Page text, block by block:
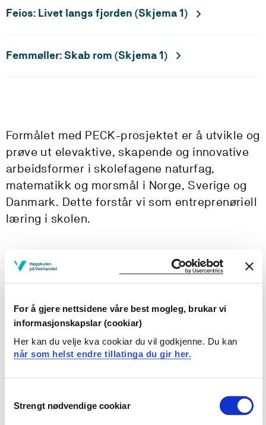
For å gjere nettsidene våre best mogleg, brukar vi
informasjonskapslar (cookiar)
Her kan du velje kva cookiar du vil godkjenne. Du kan
når som helst endre tillatinga du gir her.
Selection
Strengt nødvendige cookiar
Feios: Livet langs fjorden (Skjema 1)
Femmøller: Skab rom (Skjema 1)
Formålet med PECK-prosjektet er å utvikle og
prøve ut elevaktive, skapende og innovative
arbeidsformer i skolefagene naturfag,
matematikk og morsmål i Norge, Sverige og
Danmark. Dette forstår vi som entreprenøriell
læring i skolen.
Prosjekteigar
Prosjekttype
Utviklingsarbeid
Prosjektperiode